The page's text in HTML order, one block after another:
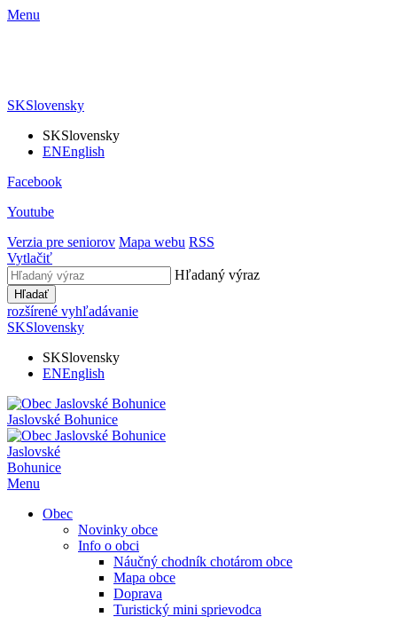
Menu
SKSlovensky
SKSlovensky
ENEnglish
Facebook
Youtube
Verzia pre seniorov Mapa webu RSS
Vytlačiť
Hľadaný výraz
Hľadať
rozšírené vyhľadávanie
SKSlovensky
SKSlovensky
ENEnglish
Jaslovské Bohunice
Jaslovské
Bohunice
Menu
Obec
Novinky obce
Info o obci
Náučný chodník chotárom obce
Mapa obce
Doprava
Turistický mini sprievodca